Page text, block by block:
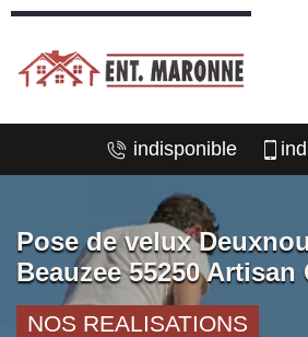
indisponible
Pose de velux
Beauzee 55250
NOS REALISATIONS